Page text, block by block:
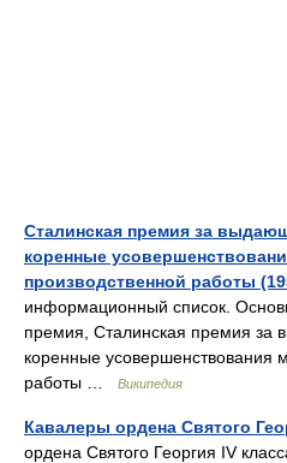
Сталинская премия за
коренные
производственной работы
информационный список.
премия, Сталинская премия за
коренные усовершенствования
работы …
Википедия
Кавалеры ордена Святого
ордена Святого Георгия IV